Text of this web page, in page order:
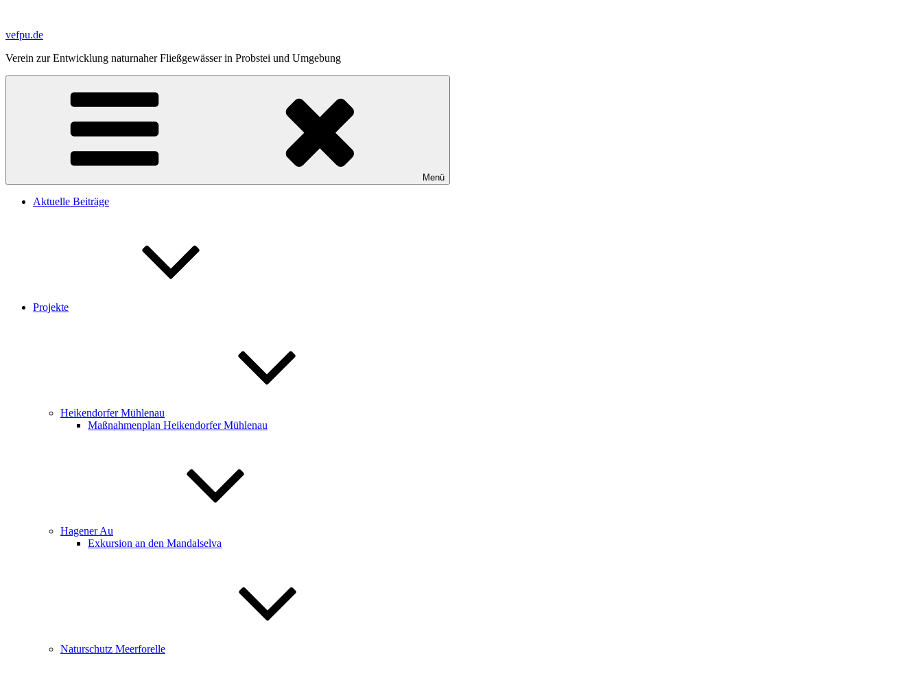
springen
vefpu.de
Verein zur Entwicklung naturnaher Fließgewässer in Probstei und Umgebung
Menü
Aktuelle Beiträge
Projekte
Heikendorfer Mühlenau
Maßnahmenplan Heikendorfer Mühlenau
Hagener Au
Exkursion an den Mandalselva
Naturschutz Meerforelle